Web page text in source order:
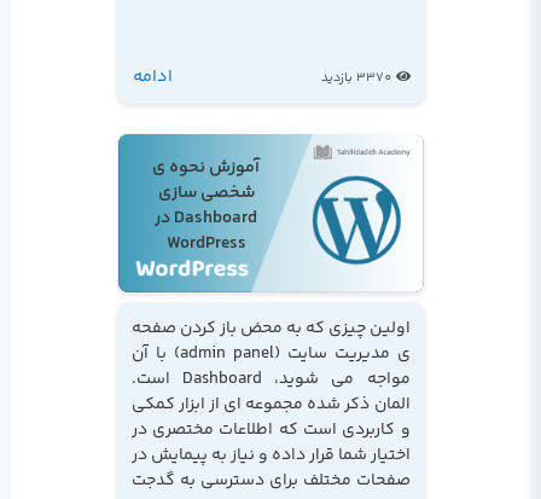
3370 بازدید ادامه
آموزش نحوه ی
شخصی سازی
Dashboard در
WordPress
اولین چیزی که به محض باز کردن صفحه
ی مدیریت سایت (admin panel) با آن
مواجه می شوید، Dashboard است.
المان ذکر شده مجموعه ای از ابزار کمکی
و کاربردی است که اطلاعات مختصری در
اختیار شما قرار داده و نیاز به پیمایش در
صفحات مختلف برای دسترسی به گدجت